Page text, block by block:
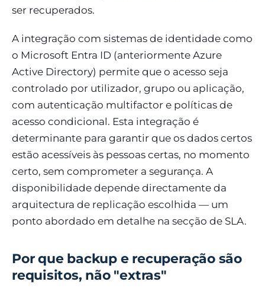
ser recuperados.
A integração com sistemas de identidade como
o Microsoft Entra ID (anteriormente Azure
Active Directory) permite que o acesso seja
controlado por utilizador, grupo ou aplicação,
com autenticação multifactor e políticas de
acesso condicional. Esta integração é
determinante para garantir que os dados certos
estão acessíveis às pessoas certas, no momento
certo, sem comprometer a segurança. A
disponibilidade depende directamente da
arquitectura de replicação escolhida — um
ponto abordado em detalhe na secção de SLA.
Por que backup e recuperação são
requisitos, não "extras"